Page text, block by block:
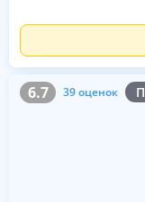
6.7 39 оценок
6.7 39 оценок